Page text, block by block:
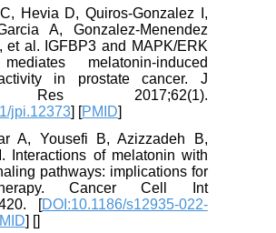
Hevia D, Quiros-Gonzalez I,
Garcia A, Gonzalez-Menendez
V, et al. IGFBP3 and MAPK/ERK
mediates melatonin-induced
activity in prostate cancer. J
Res 2017;62(1).
jpi.12373] [PMID
A, Yousefi B, Azizzadeh B,
Interactions of melatonin with
pathways: implications for
Cancer Cell Int
[DOI:10.1186/s12935-022-
PMID] [